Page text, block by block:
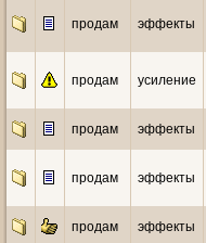
продам эффекты
продам усиление
продам эффекты
продам эффекты
продам эффекты